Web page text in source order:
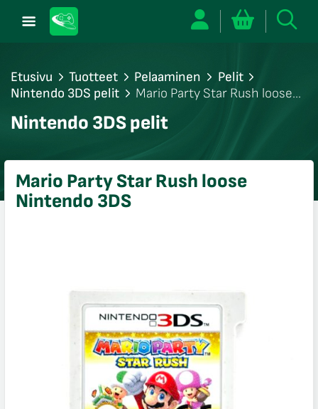
Etusivu Tuotteet Pelaaminen
Pelit
Nintendo 3DS pelit
Mario Party Star Rush loose
Nintendo 3DS pelit
Mario Party Star Rush loose
Nintendo 3DS
sulje
sulje